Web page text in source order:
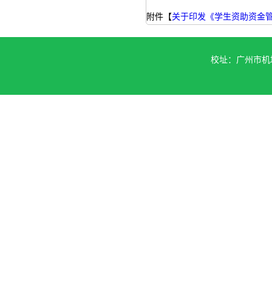
附件【关于印发《学生资助资金
校址：广州市